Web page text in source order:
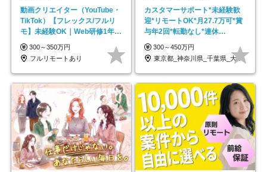
動画クリエイター（YouTube・
TikTok）【フレックス/フルリ
モ】未経験OK｜Web研修1年間
｜副業OK
300～350万円
フルリモートあり
カスタマーサポート*未経験歓
迎*リモートOK*月27.7万可*賞
与年2回*転勤なし*連休
OK/ZE010232
300～450万円
東京都_神奈川県_千葉県_大阪府_愛知県…